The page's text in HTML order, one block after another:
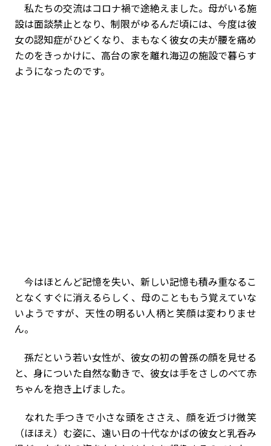
私たちの交流はコロナ禍で途絶えました。母がいる施
設は面談禁止となり、制限がゆるんだ頃には、今度は彼
女の認知症がひどくなり、まもなく彼女の夫が腰を痛め
たのをきっかけに、高台の家を離れ海辺の施設で暮らす
ようになったのです。
今はほとんど記憶を失い、新しい記憶も積み重なるこ
となくすぐに消えるらしく、母のことももう覚えていな
いようですが、天性の明るい人柄と笑顔は変わりませ
ん。
孫だという若い女性が、彼女の初の曽孫の顔を見せる
と、身についた自然な動きで、彼女は手をさしのべて赤
ちゃんを抱き上げました。
なれた手つきで小さな頭をささえ、顔を近づけ微笑
（ほほえ）む姿に、遠い日の十代なかばの彼女と乳呑み